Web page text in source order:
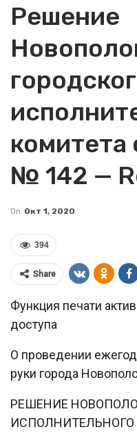
Решение
комитета
№ 142 —
On Окт 1, 2020
394
Share
Функция печати
доступа
О проведении
руки города
РЕШЕНИЕ
ИСПОЛНИТЕЛЬНОГО